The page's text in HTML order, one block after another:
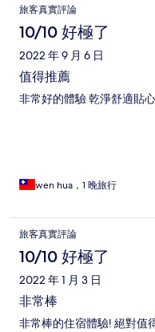
旅客真實評論
10/10 好極了
2022 年 9 月 6 日
值得推薦
非常好的體驗 乾淨舒適貼
wen hua，1 晚旅行
旅客真實評論
10/10 好極了
2022 年 1 月 3 日
非常棒
非常棒的住宿體驗! 絕對值